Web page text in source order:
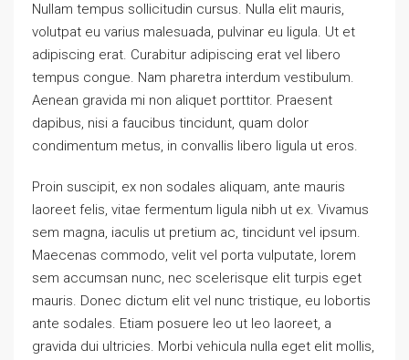
Nullam tempus sollicitudin cursus. Nulla elit mauris,
volutpat eu varius malesuada, pulvinar eu ligula. Ut et
adipiscing erat. Curabitur adipiscing erat vel libero
tempus congue. Nam pharetra interdum vestibulum.
Aenean gravida mi non aliquet porttitor. Praesent
dapibus, nisi a faucibus tincidunt, quam dolor
condimentum metus, in convallis libero ligula ut eros.
Proin suscipit, ex non sodales aliquam, ante mauris
laoreet felis, vitae fermentum ligula nibh ut ex. Vivamus
sem magna, iaculis ut pretium ac, tincidunt vel ipsum.
Maecenas commodo, velit vel porta vulputate, lorem
sem accumsan nunc, nec scelerisque elit turpis eget
mauris. Donec dictum elit vel nunc tristique, eu lobortis
ante sodales. Etiam posuere leo ut leo laoreet, a
gravida dui ultricies. Morbi vehicula nulla eget elit mollis,